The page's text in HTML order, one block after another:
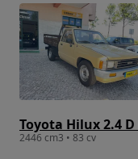
Toyota Hilux 2.4 D
2446 cm3 • 83 cv